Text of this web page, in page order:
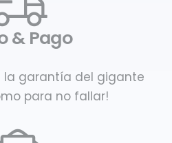
& Pago
la garantía del gigante
para no fallar!